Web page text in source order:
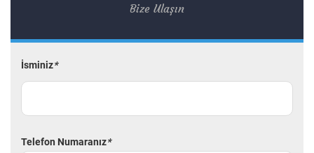
Bize Ulaşın
İsminiz*
Telefon Numaranız*